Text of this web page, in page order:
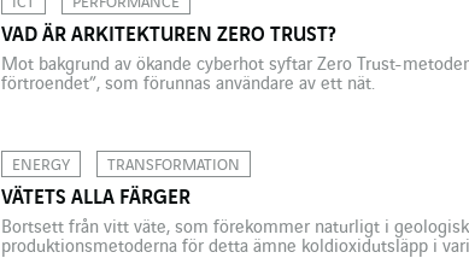
VAD ÄR ARKITEKTUREN ZERO TRUST?
Mot bakgrund av ökande cyberhot syftar Zero Trust-
förtroendet”, som förunnas användare av ett nät.
ENERGY TRANSFORMATION
VÄTETS ALLA FÄRGER
Bortsett från vitt väte, som förekommer naturligt i
produktionsmetoderna för detta ämne koldioxidutsläpp i